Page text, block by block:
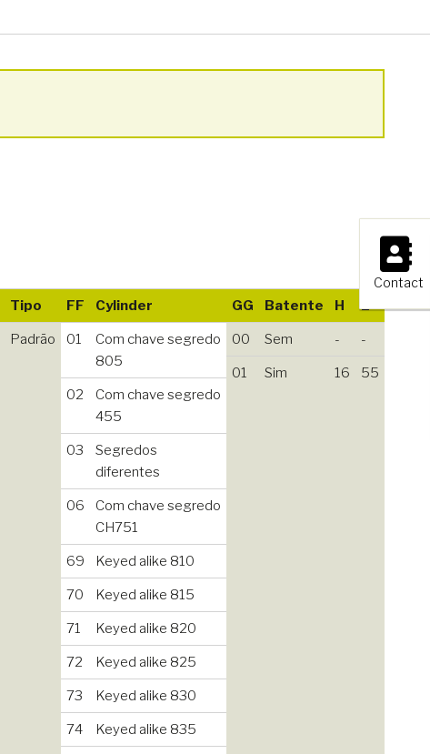
×
Contact
Tipo
Padrão
FF Cylinder
01
Com chave segredo
805
02
Com chave segredo
455
03
Segredos
diferentes
06
Com chave segredo
CH751
69 Keyed alike 810
70 Keyed alike 815
71 Keyed alike 820
72 Keyed alike 825
73 Keyed alike 830
74 Keyed alike 835
GG Batente H L
00 Sem - -
01 Sim 16 55